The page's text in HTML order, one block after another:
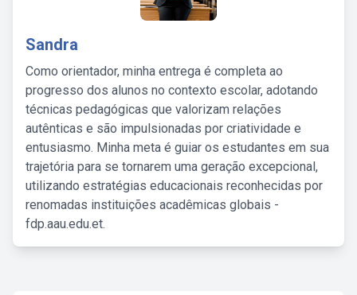
Sandra
Como orientador, minha entrega é completa ao
progresso dos alunos no contexto escolar, adotando
técnicas pedagógicas que valorizam relações
autênticas e são impulsionadas por criatividade e
entusiasmo. Minha meta é guiar os estudantes em sua
trajetória para se tornarem uma geração excepcional,
utilizando estratégias educacionais reconhecidas por
renomadas instituições acadêmicas globais -
fdp.aau.edu.et.